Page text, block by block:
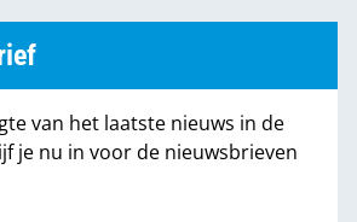
van het laatste nieuws in de
je nu in voor de nieuwsbrieven